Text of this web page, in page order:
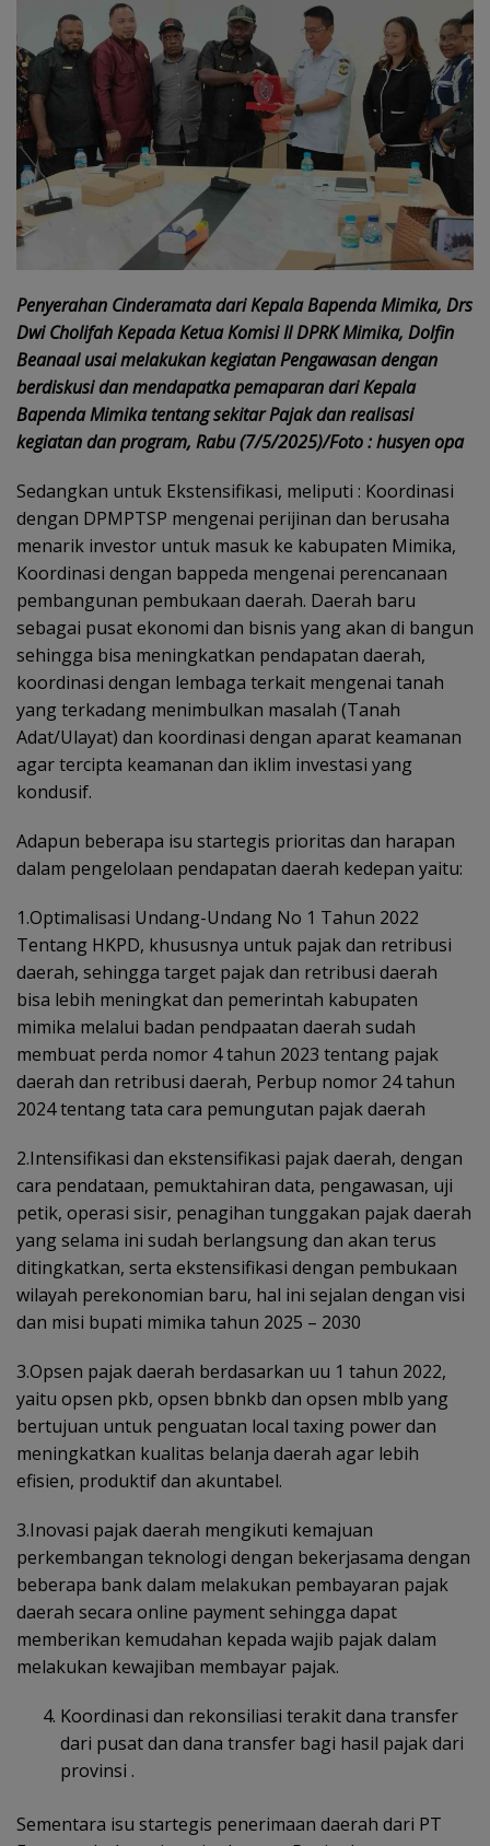
Penyerahan Cinderamata dari Kepala Bapenda Mimika, Drs
Dwi Cholifah Kepada Ketua Komisi II DPRK Mimika, Dolfin
Beanaal usai melakukan kegiatan Pengawasan dengan
berdiskusi dan mendapatka pemaparan dari Kepala
Bapenda Mimika tentang sekitar Pajak dan realisasi
kegiatan dan program, Rabu (7/5/2025)/Foto : husyen opa
Sedangkan untuk Ekstensifikasi, meliputi : Koordinasi
dengan DPMPTSP mengenai perijinan dan berusaha
menarik investor untuk masuk ke kabupaten Mimika,
Koordinasi dengan bappeda mengenai perencanaan
pembangunan pembukaan daerah. Daerah baru
sebagai pusat ekonomi dan bisnis yang akan di bangun
sehingga bisa meningkatkan pendapatan daerah,
koordinasi dengan lembaga terkait mengenai tanah
yang terkadang menimbulkan masalah (Tanah
Adat/Ulayat) dan koordinasi dengan aparat keamanan
agar tercipta keamanan dan iklim investasi yang
kondusif.
Adapun beberapa isu startegis prioritas dan harapan
dalam pengelolaan pendapatan daerah kedepan yaitu:
1.Optimalisasi Undang-Undang No 1 Tahun 2022
Tentang HKPD, khususnya untuk pajak dan retribusi
daerah, sehingga target pajak dan retribusi daerah
bisa lebih meningkat dan pemerintah kabupaten
mimika melalui badan pendpaatan daerah sudah
membuat perda nomor 4 tahun 2023 tentang pajak
daerah dan retribusi daerah, Perbup nomor 24 tahun
2024 tentang tata cara pemungutan pajak daerah
2.Intensifikasi dan ekstensifikasi pajak daerah, dengan
cara pendataan, pemuktahiran data, pengawasan, uji
petik, operasi sisir, penagihan tunggakan pajak daerah
yang selama ini sudah berlangsung dan akan terus
ditingkatkan, serta ekstensifikasi dengan pembukaan
wilayah perekonomian baru, hal ini sejalan dengan visi
dan misi bupati mimika tahun 2025 – 2030
3.Opsen pajak daerah berdasarkan uu 1 tahun 2022,
yaitu opsen pkb, opsen bbnkb dan opsen mblb yang
bertujuan untuk penguatan local taxing power dan
meningkatkan kualitas belanja daerah agar lebih
efisien, produktif dan akuntabel.
3.Inovasi pajak daerah mengikuti kemajuan
perkembangan teknologi dengan bekerjasama dengan
beberapa bank dalam melakukan pembayaran pajak
daerah secara online payment sehingga dapat
memberikan kemudahan kepada wajib pajak dalam
melakukan kewajiban membayar pajak.
Koordinasi dan rekonsiliasi terakit dana transfer
dari pusat dan dana transfer bagi hasil pajak dari
provinsi .
Sementara isu startegis penerimaan daerah dari PT